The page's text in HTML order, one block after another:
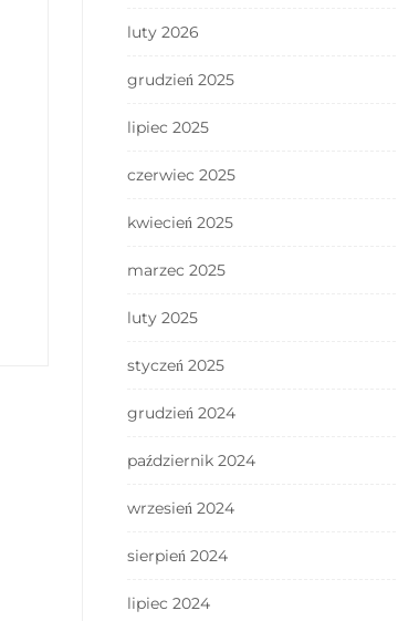
luty 2026
grudzień 2025
lipiec 2025
czerwiec 2025
kwiecień 2025
marzec 2025
luty 2025
styczeń 2025
grudzień 2024
październik 2024
wrzesień 2024
sierpień 2024
lipiec 2024